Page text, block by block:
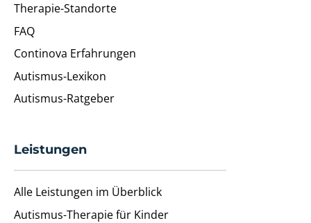
Therapie-Standorte
FAQ
Continova Erfahrungen
Autismus-Lexikon
Autismus-Ratgeber
Leistungen
Alle Leistungen im Überblick
Autismus-Therapie für Kinder